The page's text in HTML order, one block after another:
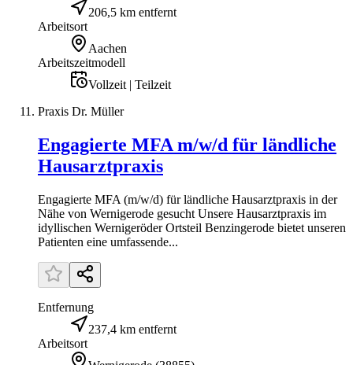
206,5 km entfernt
Arbeitsort
Aachen
Arbeitszeitmodell
Vollzeit | Teilzeit
Praxis Dr. Müller
Engagierte MFA m/w/d für ländliche
Hausarztpraxis
Engagierte MFA (m/w/d) für ländliche Hausarztpraxis in der
Nähe von Wernigerode gesucht Unsere Hausarztpraxis im
idyllischen Wernigeröder Ortsteil Benzingerode bietet unseren
Patienten eine umfassende...
Entfernung
237,4 km entfernt
Arbeitsort